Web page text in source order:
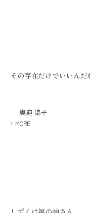
その存在だけでいいんだ
奥迫 協子
MORE